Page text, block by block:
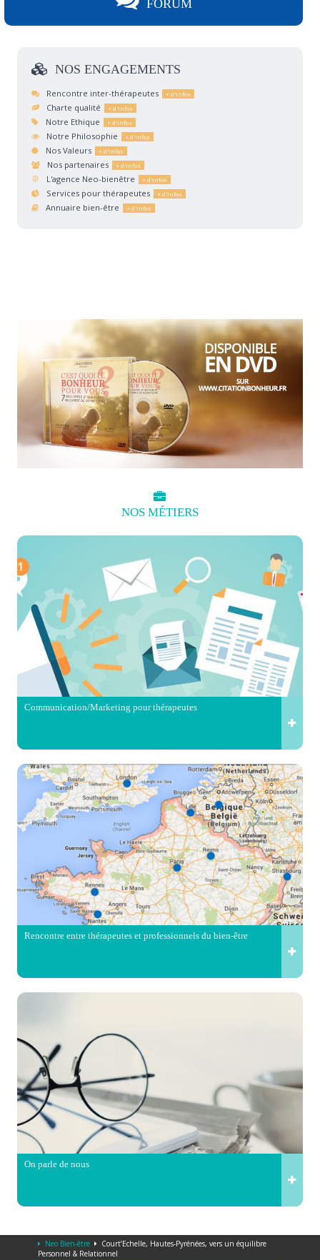
FORUM
NOS ENGAGEMENTS
Rencontre inter-thérapeutes
Charte qualité
Notre Ethique
Notre Philosophie
Nos Valeurs
Nos partenaires
L'agence Neo-bienêtre
Services pour thérapeutes
Annuaire bien-être
NOS MÉTIERS
Communication/Marketing pour thérapeutes
Rencontre entre thérapeutes et professionnels du bien-être
On parle de nous
Neo Bien-être
Court’Echelle, Hautes-Pyrénées, vers un équilibre
Personnel & Relationnel